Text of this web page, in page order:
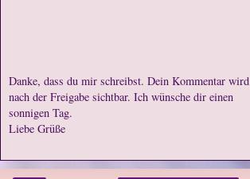
Danke, dass du mir schreibst. Dein Kommentar wird
nach der Freigabe sichtbar. Ich wünsche dir einen
sonnigen Tag.
Liebe Grüße